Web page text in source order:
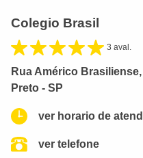
Colegio Brasil
3 aval.
Rua Américo
Preto - SP
ver horario de
ver telefone